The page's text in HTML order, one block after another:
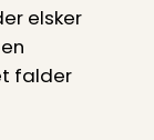
elsker
falder